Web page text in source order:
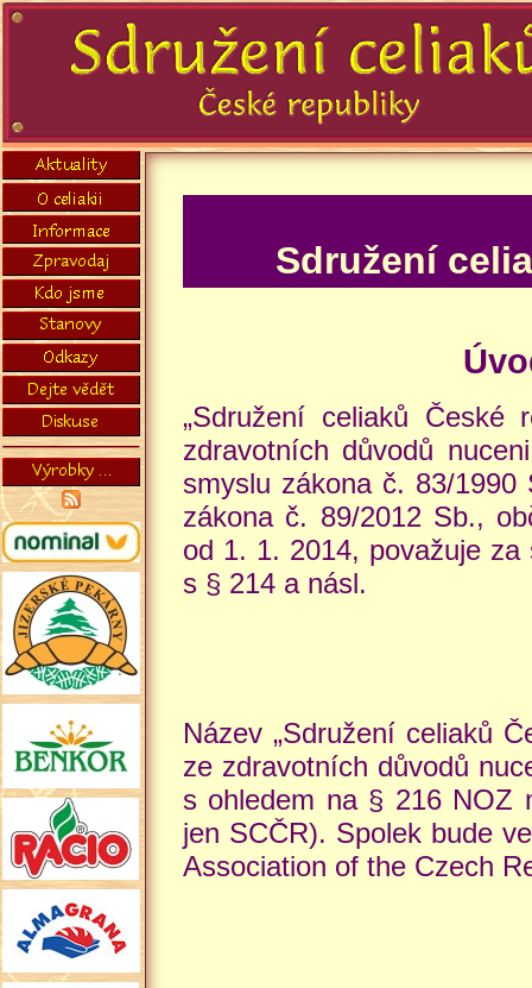
Sdružení
„Sdružení celiaků
zdravotních důvodů
smyslu zákona č. 83/
zákona č. 89/2012 Sb.,
od 1. 1. 2014, považuje
s § 214 a násl.
Název „Sdružení celiaků
ze zdravotních důvodů
s ohledem na § 216 NOZ
jen SCČR). Spolek bude
Association of the Czech